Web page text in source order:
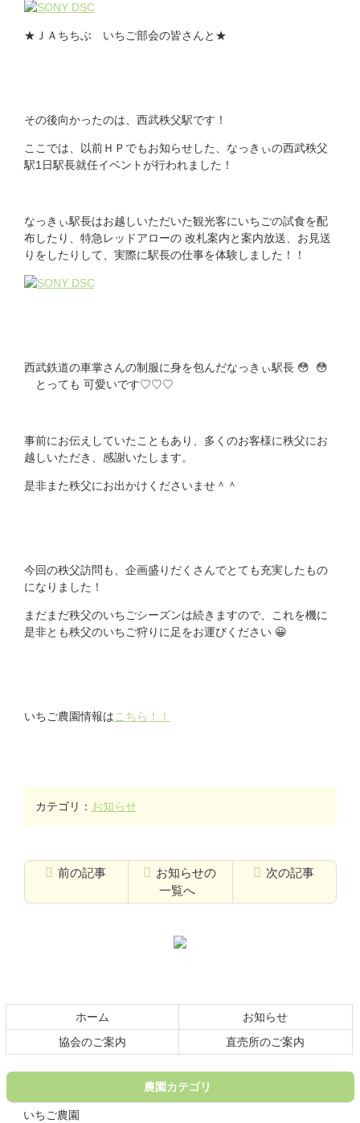
★ＪＡちちぶ いちご部会の皆さんと★
その後向かったのは、西武秩父駅です！
ここでは、以前ＨＰでもお知らせした、なっきぃの西武秩父
駅1日駅長就任イベントが行われました！
なっきぃ駅長はお越しいただいた観光客にいちごの試食を配
布したり、特急レッドアローの 改札案内と案内放送、お見送
りをしたりして、実際に駅長の仕事を体験しました！！
西武鉄道の車掌さんの制服に身を包んだなっきぃ駅長 😳 😳
とっても 可愛いです♡♡♡
事前にお伝えしていたこともあり、多くのお客様に秩父にお
越しいただき、感謝いたします。
是非また秩父にお出かけくださいませ＾＾
今回の秩父訪問も、企画盛りだくさんでとても充実したもの
になりました！
まだまだ秩父のいちごシーズンは続きますので、これを機に
是非とも秩父のいちご狩りに足をお運びください 😀
いちご農園情報は こちら！！
カテゴリ： お知らせ
前の記事
お知らせの
一覧へ
次の記事
先
戻
る
ホーム
お知らせ
協会のご案内
直売所のご案内
農園カテゴリ
いちご農園